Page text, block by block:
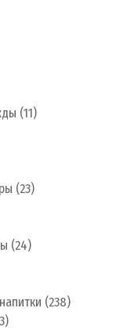
(11)
(23)
(24)
(238)